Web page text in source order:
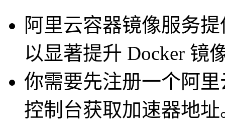
阿里云容器镜像服务
以显著提升 Docker 镜
你需要先注册一个阿
控制台获取加速器地址